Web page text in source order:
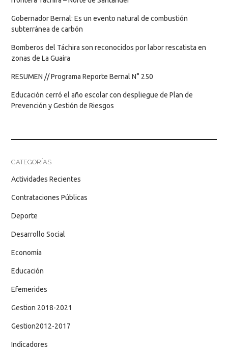
Gobernador Bernal: Es un evento natural de combustión
subterránea de carbón
Bomberos del Táchira son reconocidos por labor rescatista en
zonas de La Guaira
RESUMEN // Programa Reporte Bernal N° 250
Educación cerró el año escolar con despliegue de Plan de
Prevención y Gestión de Riesgos
CATEGORÍAS
Actividades Recientes
Contrataciones Públicas
Deporte
Desarrollo Social
Economía
Educación
Efemerides
Gestion 2018-2021
Gestion2012-2017
Indicadores